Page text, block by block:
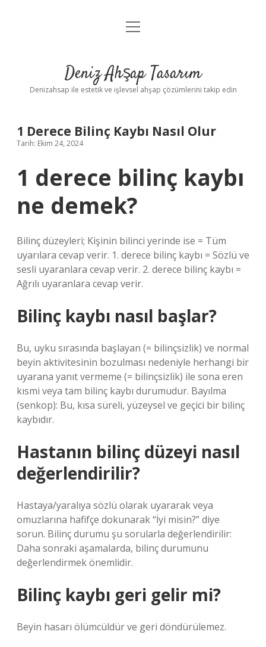
Anasayfa
Yasal Uyarı
menüyü
Deniz Ahşap Tasarım
Denizahsap ile estetik ve işlevsel ahşap çözümlerini takip edin
1 Derece Bilinç Kaybı Nasıl Olur
Tarih: Ekim 24, 2024
1 derece bilinç kaybı
ne demek?
Bilinç düzeyleri; Kişinin bilinci yerinde ise = Tüm
uyarılara cevap verir. 1. derece bilinç kaybı = Sözlü ve
sesli uyaranlara cevap verir. 2. derece bilinç kaybı =
Ağrılı uyaranlara cevap verir.
Bilinç kaybı nasıl başlar?
Bu, uyku sırasında başlayan (= bilinçsizlik) ve normal
beyin aktivitesinin bozulması nedeniyle herhangi bir
uyarana yanıt vermeme (= bilinçsizlik) ile sona eren
kısmi veya tam bilinç kaybı durumudur. Bayılma
(senkop): Bu, kısa süreli, yüzeysel ve geçici bir bilinç
kaybıdır.
Hastanın bilinç düzeyi nasıl
değerlendirilir?
Hastaya/yaralıya sözlü olarak uyararak veya
omuzlarına hafifçe dokunarak “İyi misin?” diye
sorun. Bilinç durumu şu sorularla değerlendirilir:
Daha sonraki aşamalarda, bilinç durumunu
değerlendirmek önemlidir.
Bilinç kaybı geri gelir mi?
Beyin hasarı ölümcüldür ve geri döndürülemez.